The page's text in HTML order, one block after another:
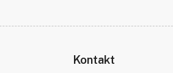
Kontakt